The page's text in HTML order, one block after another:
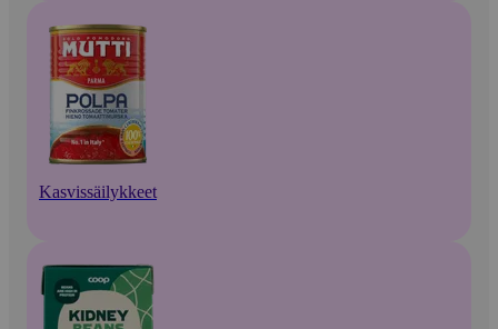
Kasvissäilykkeet